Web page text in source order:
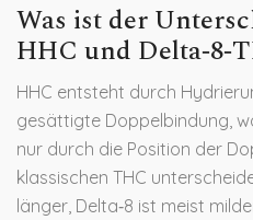
Was ist der
HHC und
HHC entsteht durch
gesättigte Doppelbindung,
nur durch die Position der
klassischen THC
länger, Delta‑8 ist meist